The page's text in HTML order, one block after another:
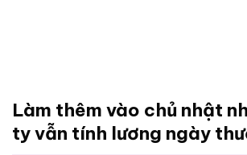
Làm thêm vào chủ nhật
ty vẫn tính lương ngày